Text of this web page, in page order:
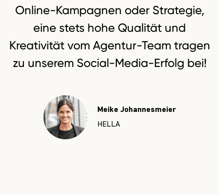
Online-Kampagnen oder Strategie,
eine stets hohe Qualität und
Kreativität vom Agentur-Team tragen
zu unserem Social-Media-Erfolg bei!
Meike Johannesmeier
HELLA